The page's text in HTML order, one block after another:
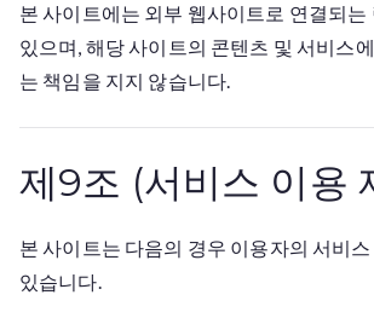
본 사이트에는 외부 웹사이트로 연결되는
있으며, 해당 사이트의 콘텐츠 및 서비스
는 책임을 지지 않습니다.
제9조 (서비스 이용
본 사이트는 다음의 경우 이용자의 서비
있습니다.